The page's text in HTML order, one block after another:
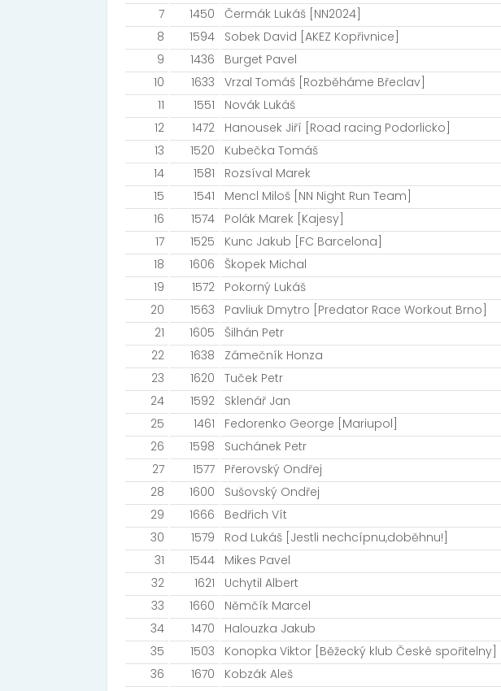
7
1450 Čermák Lukáš [NN2024]
8
1594 Sobek David [AKEZ Kopřivnice]
9
1436 Burget Pavel
10
1633 Vrzal Tomáš [Rozběháme Břeclav]
11
1551 Novák Lukáš
12
1472 Hanousek Jiří [Road racing Podorlicko]
13
1520 Kubečka Tomáš
14
1581 Rozsíval Marek
15
1541 Mencl Miloš [NN Night Run Team]
16
1574 Polák Marek [Kajesy]
17
1525 Kunc Jakub [FC Barcelona]
18
1606 Škopek Michal
19
1572 Pokorný Lukáš
20
1563 Pavliuk Dmytro [Predator Race Workout Brno]
21
1605 Šilhán Petr
22
1638 Zámečník Honza
23
1620 Tuček Petr
24
1592 Sklenář Jan
25
1461 Fedorenko George [Mariupol]
26
1598 Suchánek Petr
27
1577 Přerovský Ondřej
28
1600 Sušovský Ondřej
29
1666 Bedřich Vít
30
1579 Rod Lukáš [Jestli nechcípnu,doběhnu!]
31
1544 Mikes Pavel
32
1621 Uchytil Albert
33
1660 Němčík Marcel
34
1470 Halouzka Jakub
35
1503 Konopka Viktor [Běžecký klub České spořitelny]
36
1670 Kobzák Aleš